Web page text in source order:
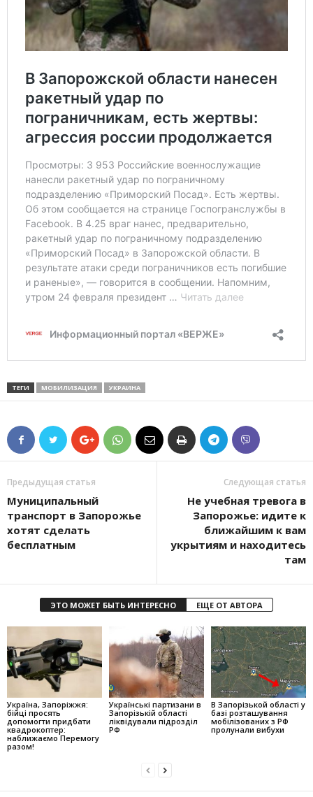
ТЕГИ МОБИЛИЗАЦИЯ УКРАИНА
Предыдущая статья
Муниципальный
транспорт в Запорожье
хотят сделать
бесплатным
Следующая статья
Не учебная тревога в
Запорожье: идите к
ближайшим к вам
укрытиям и находитесь
там
ЭТО МОЖЕТ БЫТЬ ИНТЕРЕСНО ЕЩЕ ОТ АВТОРА
Україна, Запоріжжя:
бійці просять
допомогти придбати
квадрокоптер:
наближаємо Перемогу
разом!
Українські партизани в
Запорізькій області
ліквідували підрозділ
РФ
В Запорізькой області у
базі розташування
мобілізованих з РФ
пролунали вибухи